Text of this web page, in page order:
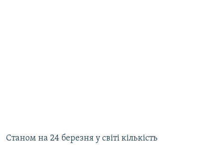
Станом на 24 березня у світі кількість